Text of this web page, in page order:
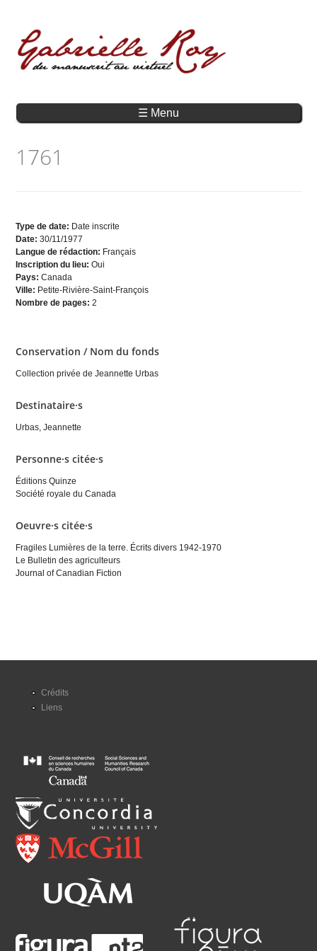
☰ Menu
1761
Type de date: Date inscrite
Date:30/11/1977
Langue de rédaction: Français
Inscription du lieu:Oui
Pays:Canada
Ville: Petite-Rivière-Saint-François
Nombre de pages:2
Conservation / Nom du fonds
Collection privée de Jeannette Urbas
Destinataire·s
Urbas, Jeannette
Personne·s citée·s
Éditions Quinze
Société royale du Canada
Oeuvre·s citée·s
Fragiles Lumières de la terre. Écrits divers 1942-1970
Le Bulletin des agriculteurs
Journal of Canadian Fiction
Crédits
Liens